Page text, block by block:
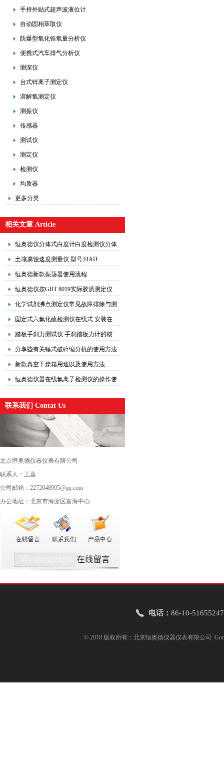
手持外贴式超声波液位计
自动固相萃取仪
防爆型氧化锆氧量分析仪
便携式汽车排气分析仪
测深仪
台式锌离子测定仪
溶解氧测定仪
测振仪
传感器
测试仪
测定仪
检测仪
均质器
更多分类
相关文章 Article
恒奥德仪分体式白度计白度检测仪分体
式结构操作特性
土壤腐蚀速度测量仪 型号;HAD-
ZKW180
恒奥德新款振荡器使用流程
恒奥德仪按GBT 8019实际胶质测定仪
标准操作流程基本原理
化学试剂沸点测定仪常见故障排除与测
量误差分析，一文搞定
固定式六氟化硫检测仪在线式 安装在
现场实时监测现场气体浓度
踏板手刹力测试仪 手刹踏板力计的核
心使用原理工作流程
分享些有关锤式破碎缩分机的使用方法
及安事项
新款真空干燥箱用途以及使用方法
恒奥德仪器在线氟离子检测仪的操作使
联系我们 Contat Us
北京恒奥德仪器仪表有限公司
联系人：王蕊
公司邮箱：2272048995@qq.com
办公地址：北京市海淀区富海中心
电话： 86-10-51655247
© 2018 版权所有：北京恒奥德仪器仪表有限公司